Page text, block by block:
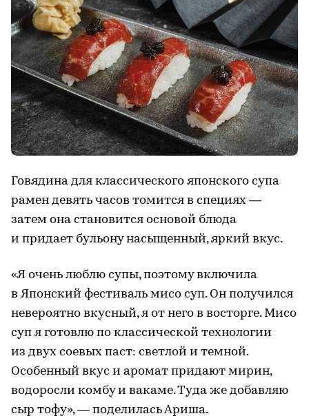
Говядина для классического японского супа
рамен девять часов томится в специях —
затем она становится основой блюда
и придает бульону насыщенный, яркий вкус.
«Я очень люблю супы, поэтому включила
в Японский фестиваль мисо суп. Он получился
невероятно вкусный, я от него в восторге. Мисо
суп я готовлю по классической технологии
из двух соевых паст: светлой и темной.
Особенный вкус и аромат придают мирин,
водоросли комбу и вакаме. Туда же добавляю
сыр тофу», — поделилась Ариша.